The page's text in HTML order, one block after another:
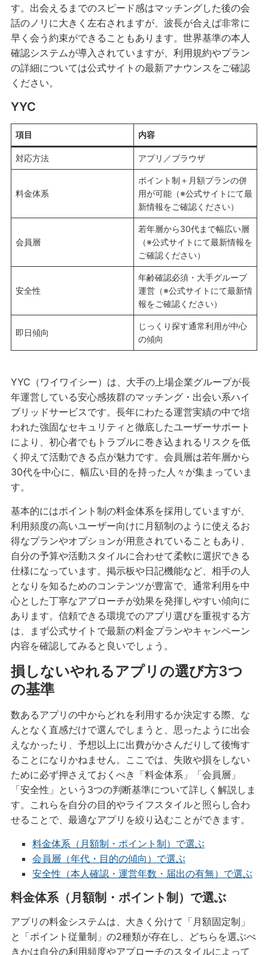
す。出会えるまでのスピード感はマッチングした後の会
話のノリに大きく左右されますが、波長が合えば非常に
早く会う約束ができることもあります。世界基準の本人
確認システムが導入されていますが、利用規約やプラン
の詳細については公式サイトの最新アナウンスをご確認
ください。
YYC
項目 内容
対応方法 アプリ／ブラウザ
料金体系
ポイント制＋月額プランの併
用が可能（※公式サイトにて最
新情報をご確認ください）
会員層
若年層から30代まで幅広い層
（※公式サイトにて最新情報を
ご確認ください）
安全性
年齢確認必須・大手グループ
運営（※公式サイトにて最新情
報をご確認ください）
即日傾向
じっくり探す通常利用が中心
の傾向
YYC（ワイワイシー）は、大手の上場企業グループが長
年運営している安心感抜群のマッチング・出会い系ハイ
ブリッドサービスです。長年にわたる運営実績の中で培
われた強固なセキュリティと徹底したユーザーサポート
により、初心者でもトラブルに巻き込まれるリスクを低
く抑えて活動できる点が魅力です。会員層は若年層から
30代を中心に、幅広い目的を持った人々が集まっていま
す。
基本的にはポイント制の料金体系を採用していますが、
利用頻度の高いユーザー向けに月額制のように使えるお
得なプランやオプションが用意されていることもあり、
自分の予算や活動スタイルに合わせて柔軟に選択できる
仕様になっています。掲示板や日記機能など、相手の人
となりを知るためのコンテンツが豊富で、通常利用を中
心とした丁寧なアプローチが効果を発揮しやすい傾向に
あります。信頼できる環境でのアプリ選びを重視する方
は、まず公式サイトで最新の料金プランやキャンペーン
内容を確認してみると良いでしょう。
損しないやれるアプリの選び方3つ
の基準
数あるアプリの中からどれを利用するか決定する際、な
んとなく直感だけで選んでしまうと、思ったように出会
えなかったり、予想以上に出費がかさんだりして後悔す
ることになりかねません。ここでは、失敗や損をしない
ために必ず押さえておくべき「料金体系」「会員層」
「安全性」という3つの判断基準について詳しく解説しま
す。これらを自分の目的やライフスタイルと照らし合わ
せることで、最適なアプリを絞り込むことができます。
料金体系（月額制・ポイント制）で選ぶ
会員層（年代・目的の傾向）で選ぶ
安全性（本人確認・運営年数・届出の有無）で選ぶ
料金体系（月額制・ポイント制）で選ぶ
アプリの料金システムは、大きく分けて「月額固定制」
と「ポイント従量制」の2種類が存在し、どちらを選ぶべ
きかは自分の利用頻度やアプローチのスタイルによって